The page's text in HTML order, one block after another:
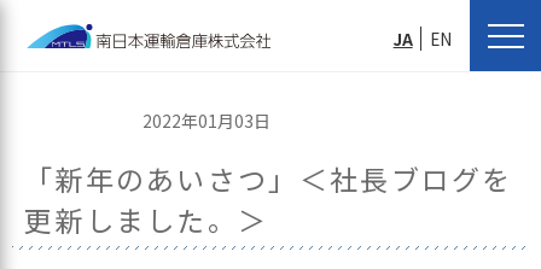
JA EN
2022年01月03日
「新年のあいさつ」＜社長ブログを
更新しました。＞